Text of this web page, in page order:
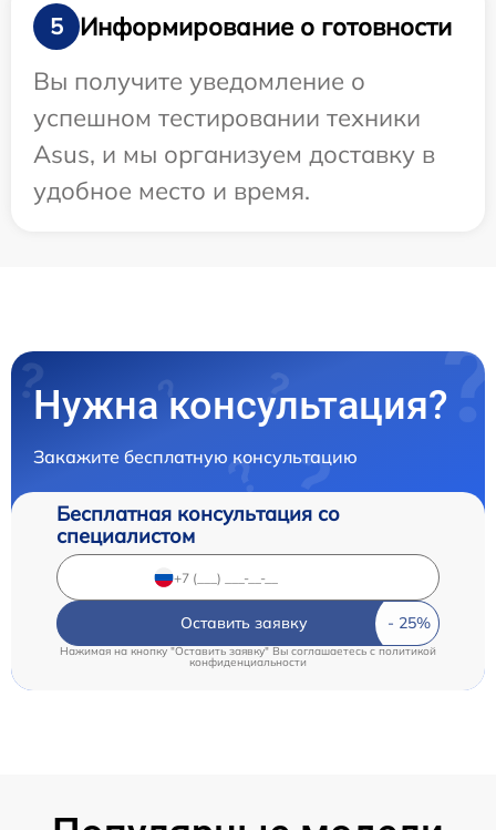
5
Информирование о готовности
Вы получите уведомление о
успешном тестировании техники
Asus, и мы организуем доставку в
удобное место и время.
Нужна консультация?
Закажите бесплатную консультацию
Бесплатная консультация со
специалистом
Оставить заявку
Нажимая на кнопку "Оставить заявку" Вы соглашаетесь c политикой
конфиденциальности